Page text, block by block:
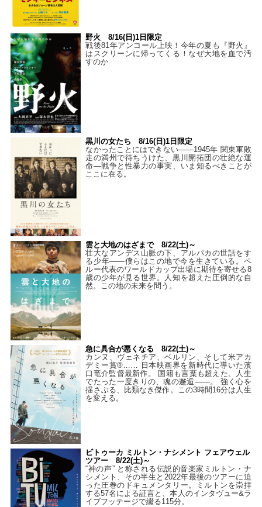
野火 8/16(日)1日限定
戦後81年アンコール上映！今年の夏も『野火』
はスクリーンに帰ってくる！なぜ大地を血で汚
すのか
黒川の女たち 8/16(日)1日限定
なかったことにはできない——1945年 関東軍敗
走の満州で待ちうけた、黒川開拓団の壮絶な運
命―戦争と性暴力の事実、いま知るべきことが
ここに在る。
雲と大地のはざまで 8/22(土)～
壮大なアンデス山脈の下、アルパカの世話をす
る少年――僕らはこの地で今を生きている。ペ
ルー代表のワールドカップ出場に期待を寄せる8
歳の少年が見る世界。人知を超えた圧倒的な自
然。この地の未来を問う。
急に具合が悪くなる 8/22(土)～
カンヌ、ヴェネチア、ベルリン、そして米アカ
デミー賞®…… 日本映画界を新時代に導いた濱
口竜介監督最新作。 国籍も言葉も超えた、人生
でたった一度きりの、魂の邂逅――。 強く心を
揺さぶる、比類なき傑作。この3時間16分は人生
を変える。
ビトゥーカ ミルトン・ナシメント フェアウェル
ツアー 8/22(土)～
“神の声” と称される伝説的音楽家ミルトン・ナ
シメント、その半生と2022年最後のツアーに迫
った圧巻のドキュメンタリー。ミルトンを崇拝
する57名による証言と、本人のインタヴュー&ラ
イブフッテージで綴る115分。